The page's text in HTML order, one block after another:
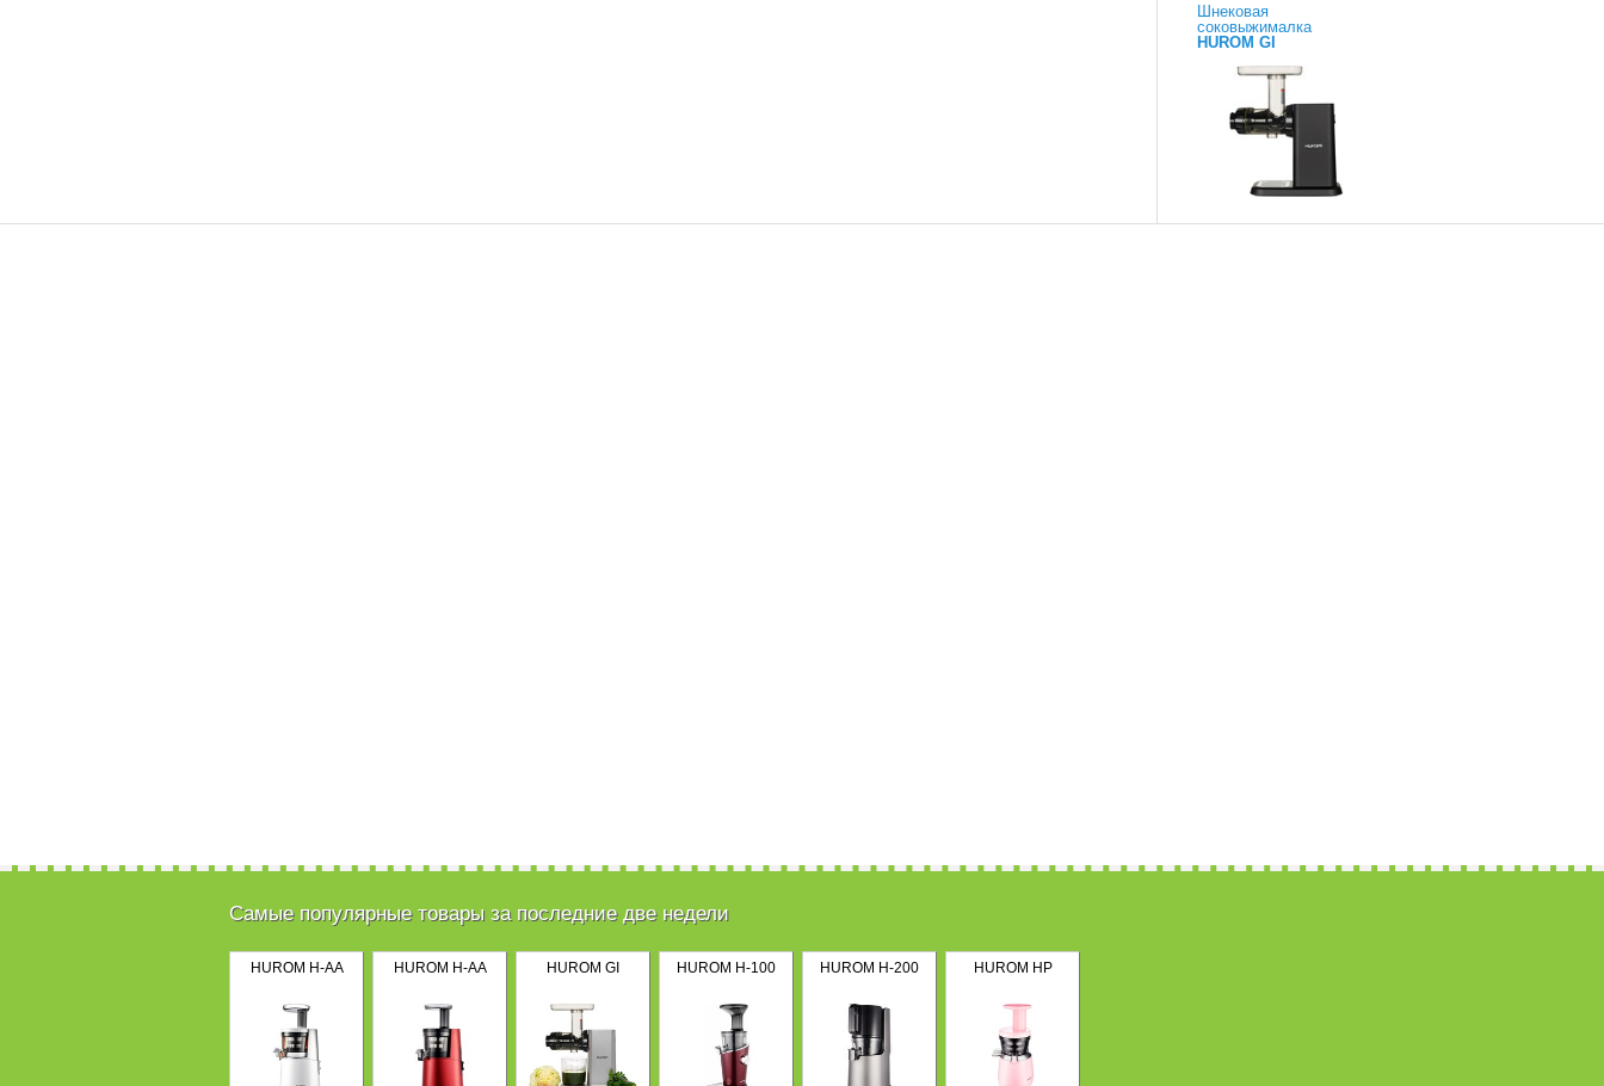
Шнековая
соковыжималка
HUROM GI
Самые популярные товары за последние две недели
HUROM H-AA HUROM H-AA HUROM GI HUROM H-100 HUROM H-200 HUROM HP